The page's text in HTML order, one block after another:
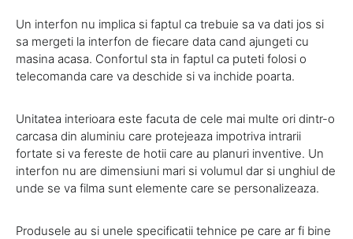
Un interfon nu implica si faptul ca trebuie sa va dati jos si
sa mergeti la interfon de fiecare data cand ajungeti cu
masina acasa. Confortul sta in faptul ca puteti folosi o
telecomanda care va deschide si va inchide poarta.
Unitatea interioara este facuta de cele mai multe ori dintr-o
carcasa din aluminiu care protejeaza impotriva intrarii
fortate si va fereste de hotii care au planuri inventive. Un
interfon nu are dimensiuni mari si volumul dar si unghiul de
unde se va filma sunt elemente care se personalizeaza.
Produsele au si unele specificatii tehnice pe care ar fi bine